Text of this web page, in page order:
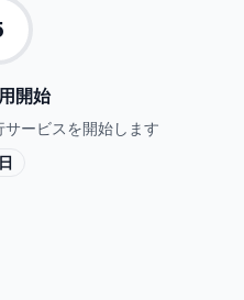
開始
ービスを開始します